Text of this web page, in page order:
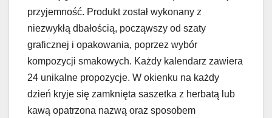
przyjemność. Produkt został wykonany z
niezwykłą dbałością, począwszy od szaty
graficznej i opakowania, poprzez wybór
kompozycji smakowych. Każdy kalendarz zawiera
24 unikalne propozycje. W okienku na każdy
dzień kryje się zamknięta saszetka z herbatą lub
kawą opatrzona nazwą oraz sposobem